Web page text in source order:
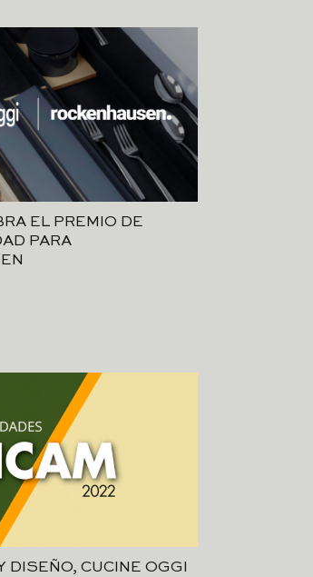
EL PREMIO DE
PARA
DISEÑO, CUCINE OGGI